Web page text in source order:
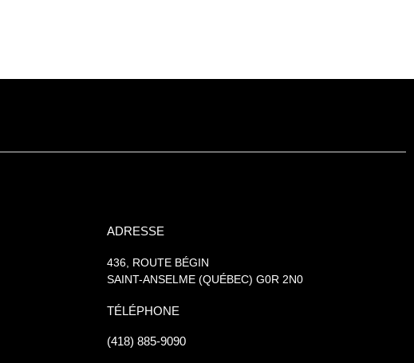
ADRESSE
436, ROUTE BÉGIN
SAINT-ANSELME (QUÉBEC) G0R 2N0
TÉLÉPHONE
(418) 885-9090